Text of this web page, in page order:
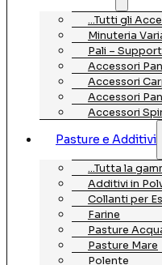
…Tutti gli
Minuteria
Pali –
Accessori
Accessori
Accessori
Accessori
Pasture e Additivi
…Tutta la
Additivi in
Collanti per
Farine
Pasture
Pasture Mare
Polente